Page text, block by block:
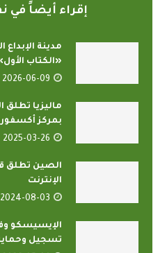
إقراء أيضاً
مدينة
«الكتاب الأول»
2026-06-09
ماليزيا تطلق
بمركز
2025-03-26
الصين تطلق
الإنترنت
2024-08-03
الإيسيسكو
تسجيل وحماية